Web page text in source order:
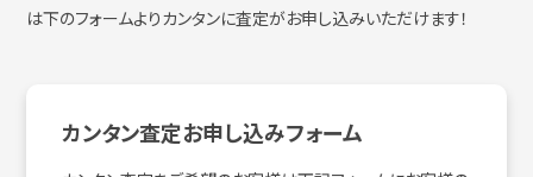
は下のフォームよりカンタンに査定がお申し込みいただけます！
カンタン査定お申し込みフォーム